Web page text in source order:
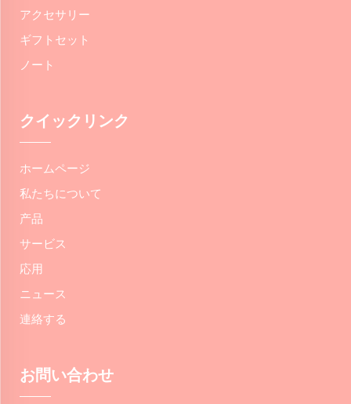
アクセサリー
ギフトセット
ノート
クイックリンク
ホームページ
私たちについて
产品
サービス
応用
ニュース
連絡する
お問い合わせ